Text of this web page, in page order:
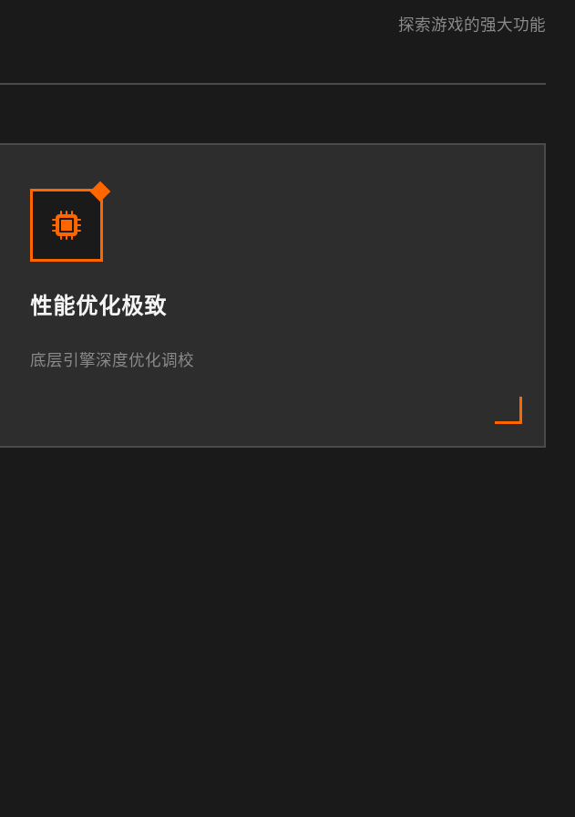
探索游戏的强大功能
性能优化极致
底层引擎深度优化调校